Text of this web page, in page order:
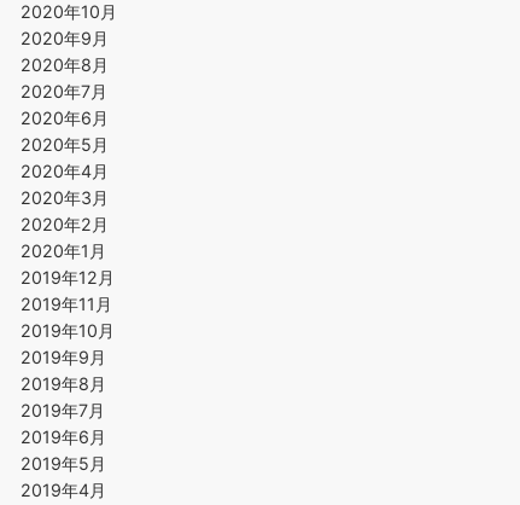
2020年10月
2020年9月
2020年8月
2020年7月
2020年6月
2020年5月
2020年4月
2020年3月
2020年2月
2020年1月
2019年12月
2019年11月
2019年10月
2019年9月
2019年8月
2019年7月
2019年6月
2019年5月
2019年4月